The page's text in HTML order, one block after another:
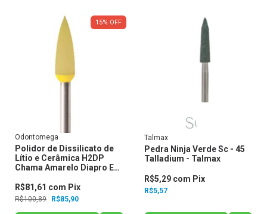
15% OFF
Odontomega
Polidor de Dissilicato de
Lítio e Cerâmica H2DP
Chama Amarelo Diapro Eve
R$100,89 R$85,90
R$81,61 com Pix
Talmax
Pedra Ninja Verde Sc - 45
Talladium - Talmax
R$5,57
R$5,29 com Pix